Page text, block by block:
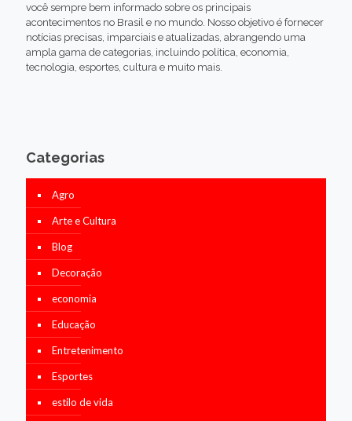
você sempre bem informado sobre os principais
acontecimentos no Brasil e no mundo. Nosso objetivo é fornecer
notícias precisas, imparciais e atualizadas, abrangendo uma
ampla gama de categorias, incluindo política, economia,
tecnologia, esportes, cultura e muito mais.
Categorias
Agro
Arte e Cultura
Blog
Decoração
economia
Educação
Entretenimento
Esportes
estilo de vida